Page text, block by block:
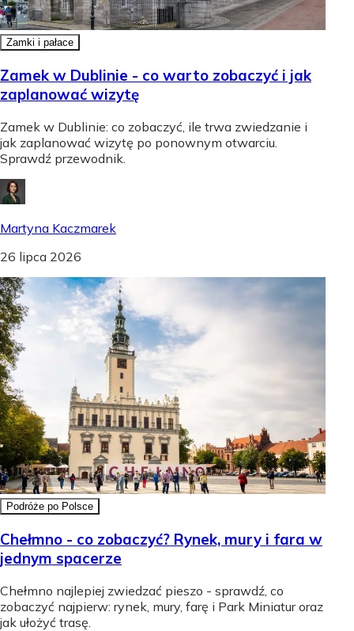
Zamki i pałace
Zamek w Dublinie - co warto zobaczyć i jak
zaplanować wizytę
Zamek w Dublinie: co zobaczyć, ile trwa zwiedzanie i
jak zaplanować wizytę po ponownym otwarciu.
Sprawdź przewodnik.
Martyna Kaczmarek
26 lipca 2026
Podróże po Polsce
Chełmno - co zobaczyć? Rynek, mury i fara w
jednym spacerze
Chełmno najlepiej zwiedzać pieszo - sprawdź, co
zobaczyć najpierw: rynek, mury, farę i Park Miniatur oraz
jak ułożyć trasę.